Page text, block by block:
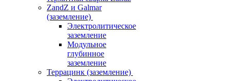
ZandZ и Galmar
(заземление)
Электролитическое
заземление
Модульное
глубинное
заземление
Террацинк (заземление)